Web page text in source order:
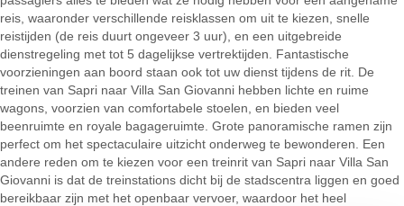
reis, waaronder verschillende reisklassen om uit te kiezen, snelle
reistijden (de reis duurt ongeveer 3 uur), en een uitgebreide
dienstregeling met tot 5 dagelijkse vertrektijden. Fantastische
voorzieningen aan boord staan ook tot uw dienst tijdens de rit. De
treinen van Sapri naar Villa San Giovanni hebben lichte en ruime
wagons, voorzien van comfortabele stoelen, en bieden veel
beenruimte en royale bagageruimte. Grote panoramische ramen zijn
perfect om het spectaculaire uitzicht onderweg te bewonderen. Een
andere reden om te kiezen voor een treinrit van Sapri naar Villa San
Giovanni is dat de treinstations dicht bij de stadscentra liggen en goed
bereikbaar zijn met het openbaar vervoer, waardoor het heel